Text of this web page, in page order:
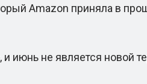
Amazon приняла в
не является новой